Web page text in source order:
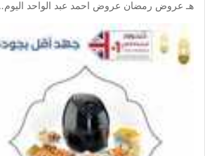
هـ عروض رمضان عروض احمد عبد الواحد